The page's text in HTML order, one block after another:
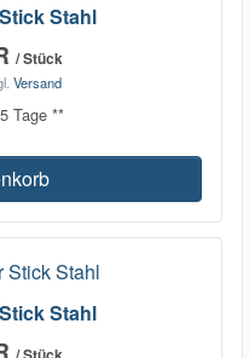
Stahl
/ Stück
Versand
Tage **
Stahl